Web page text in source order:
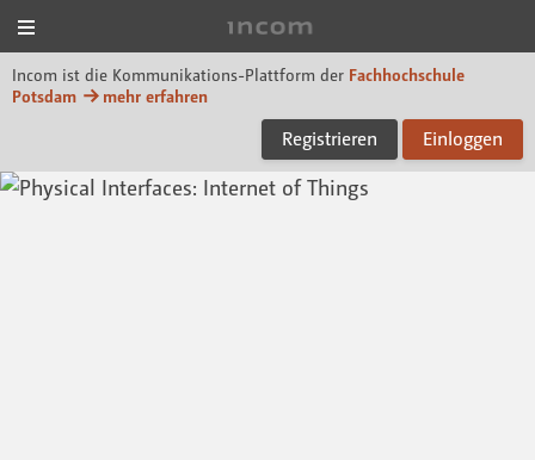
Incom ist die Kommunikations-Plattform der Fachhochschule
Potsdam
mehr erfahren
Registrieren Einloggen